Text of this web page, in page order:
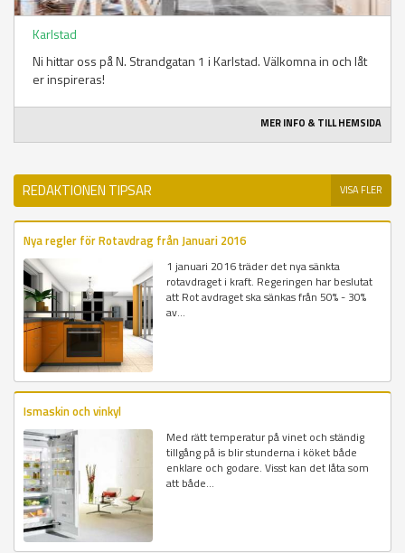
Karlstad
Ni hittar oss på N. Strandgatan 1 i Karlstad. Välkomna in och låt
er inspireras!
MER INFO & TILL HEMSIDA
REDAKTIONEN TIPSAR VISA FLER
Nya regler för Rotavdrag från Januari 2016
1 januari 2016 träder det nya sänkta
rotavdraget i kraft. Regeringen har beslutat
att Rot avdraget ska sänkas från 50% - 30%
av...
Ismaskin och vinkyl
Med rätt temperatur på vinet och ständig
tillgång på is blir stunderna i köket både
enklare och godare. Visst kan det låta som
att både...